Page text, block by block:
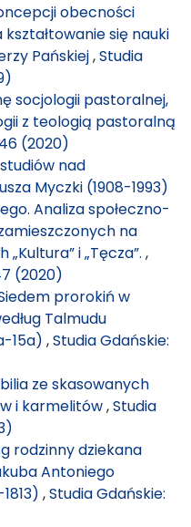
obecności
się nauki
Pańskiej,Studia
socjologii pastoralnej,
z teologią pastoralną
(2020)
nad
Myczki (1908-1993)
Analiza społeczno-
na
i „Tęcza”. ,
(2020)
prorokiń w
Talmudu
15a) ,Studia Gdańskie:
ze skasowanych
i karmelitów,Studia
rodzinny dziekana
Antoniego
,Studia Gdańskie: